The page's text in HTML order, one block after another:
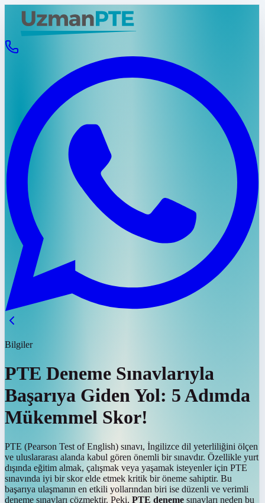
Bilgiler
PTE Deneme Sınavlarıyla
Başarıya Giden Yol: 5 Adımda
Mükemmel Skor!
PTE (Pearson Test of English) sınavı, İngilizce dil yeterliliğini ölçen
ve uluslararası alanda kabul gören önemli bir sınavdır. Özellikle yurt
dışında eğitim almak, çalışmak veya yaşamak isteyenler için PTE
sınavında iyi bir skor elde etmek kritik bir öneme sahiptir. Bu
başarıya ulaşmanın en etkili yollarından biri ise düzenli ve verimli
deneme sınavları çözmektir. Peki, PTE deneme sınavları neden bu